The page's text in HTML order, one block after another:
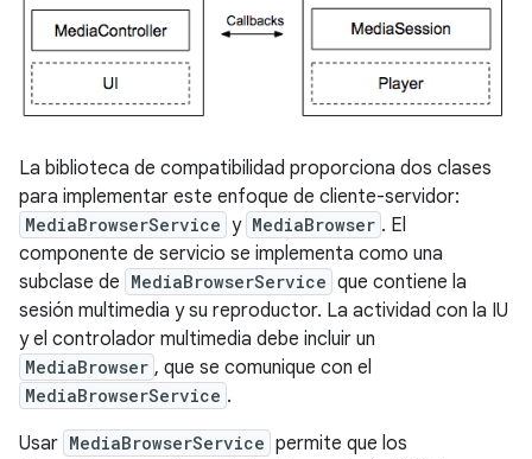
La biblioteca de compatibilidad proporciona dos clases
para implementar este enfoque de cliente-servidor:
MediaBrowserService y MediaBrowser . El
componente de servicio se implementa como una
subclase de MediaBrowserService que contiene la
sesión multimedia y su reproductor. La actividad con la IU
y el controlador multimedia debe incluir un
MediaBrowser , que se comunique con el
MediaBrowserService .
Usar MediaBrowserService permite que los